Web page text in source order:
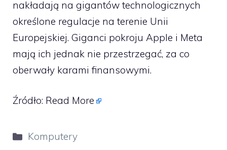
nakładają na gigantów technologicznych
określone regulacje na terenie Unii
Europejskiej. Giganci pokroju Apple i Meta
mają ich jednak nie przestrzegać, za co
oberwały karami finansowymi.
Źródło: Read More
Kategorie
Komputery